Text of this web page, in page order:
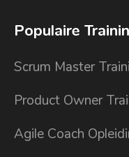
Populaire
Scrum Master
Product Owner
Agile Coach